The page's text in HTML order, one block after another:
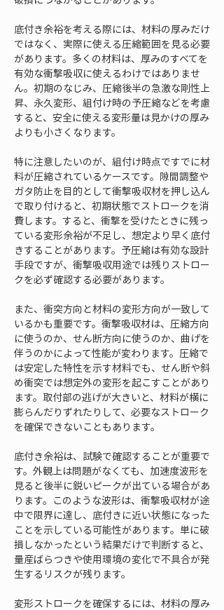
底付き余裕を考える際には、材料の厚みだけ
ではなく、実際に使える圧縮範囲を見る必要
があります。多くの材料は、厚みのすべてを
有効な衝撃吸収に使えるわけではありませ
ん。初期のなじみ、圧縮後半の急激な剛性上
昇、永久変形、組付け時の予圧縮などを考慮
すると、安全に使える変形量は見かけの厚み
よりも小さくなります。
特に注意したいのが、組付け時点ですでに材
料が圧縮されているケースです。隙間調整や
ガタ防止を目的として衝撃吸収材を押し込ん
で取り付けると、初期状態でストロークを消
費します。すると、衝撃を受けたときに残っ
ている変形余裕が不足し、想定より早く底付
きすることがあります。予圧縮は有効な設計
手段ですが、衝撃吸収用途では残りストロー
クを必ず確認する必要があります。
また、衝突方向と材料の変形方向が一致して
いるかも重要です。衝撃吸収材は、圧縮方向
に使うのか、せん断方向に使うのか、曲げを
伴うのかによって性能が変わります。圧縮で
は安定した特性を示す材料でも、せん断や斜
め衝突では想定外の変形を起こすことがあり
ます。取付部の逃げが大きいと、材料が横に
膨らんだりずれたりして、必要なストローク
を確保できないこともあります。
底付き余裕は、試験で確認することが重要で
す。外観上は問題がなくても、加速度波形を
見ると後半に鋭いピークが出ている場合があ
ります。このような波形は、衝撃吸収材が途
中で限界に達し、底付きに近い状態になった
ことを示している可能性があります。単に破
損しなかったという結果だけで判断すると、
量産ばらつきや使用環境の変化で不具合が発
生するリスクが残ります。
変形ストロークを確保するには、材料の厚み